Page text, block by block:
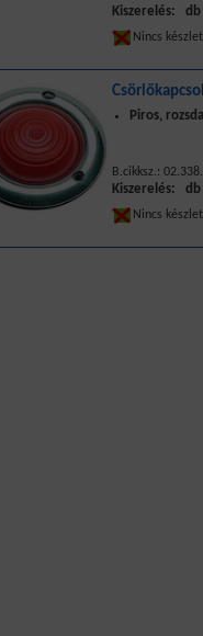
Kiszerelés: db
Nincs
Piros,
B.cikksz.:
Kiszerelés: db
Nincs